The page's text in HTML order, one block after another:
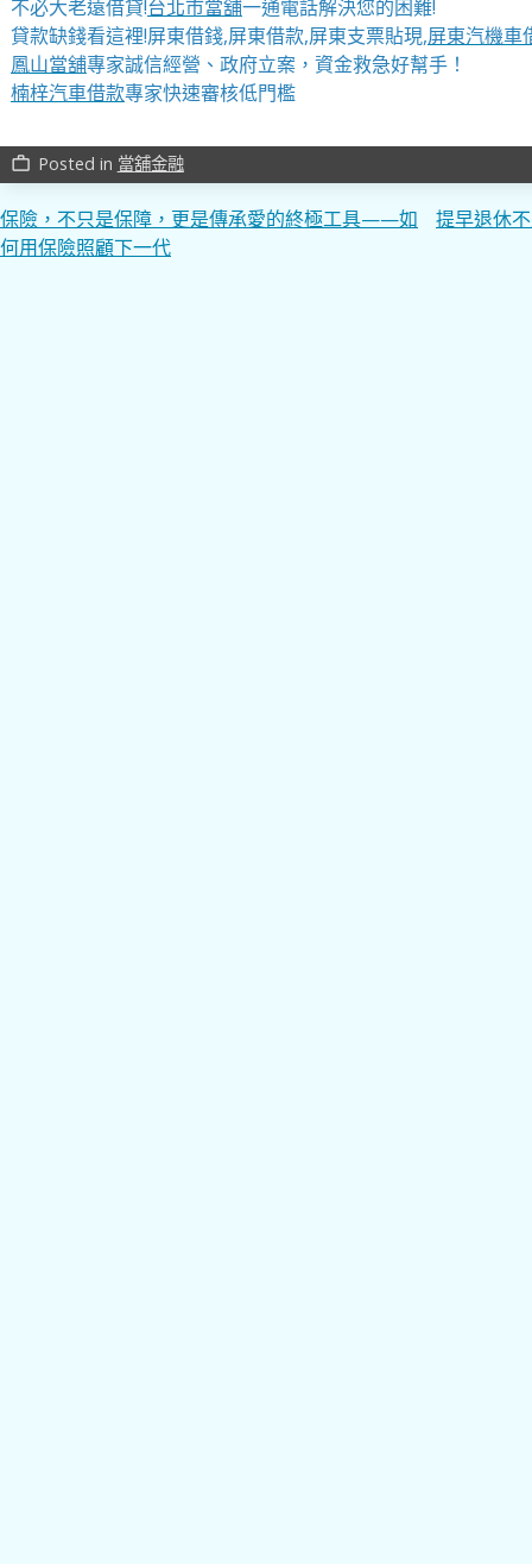
不必大老遠借貸!台北市當舖一通電話解決您的困難!
貸款缺錢看這裡!屏東借錢,屏東借款,屏東支票貼現,屏東汽機車
鳳山當舖專家誠信經營、政府立案，資金救急好幫手！
楠梓汽車借款專家快速審核低門檻
work_outline Posted in 當舖金融
文
章
保險，不只是保障，更是傳承愛的終極工具——如
何用保險照顧下一代
提早退休